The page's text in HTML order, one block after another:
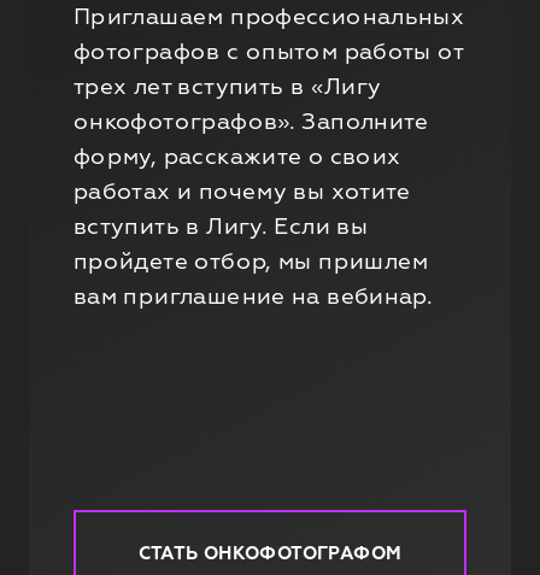
Приглашаем профессиональных
фотографов с опытом работы от
трех лет вступить в «Лигу
онкофотографов». Заполните
форму, расскажите о своих
работах и почему вы хотите
вступить в Лигу. Если вы
пройдете отбор, мы пришлем
вам приглашение на вебинар.
СТАТЬ ОНКОФОТОГРАФОМ